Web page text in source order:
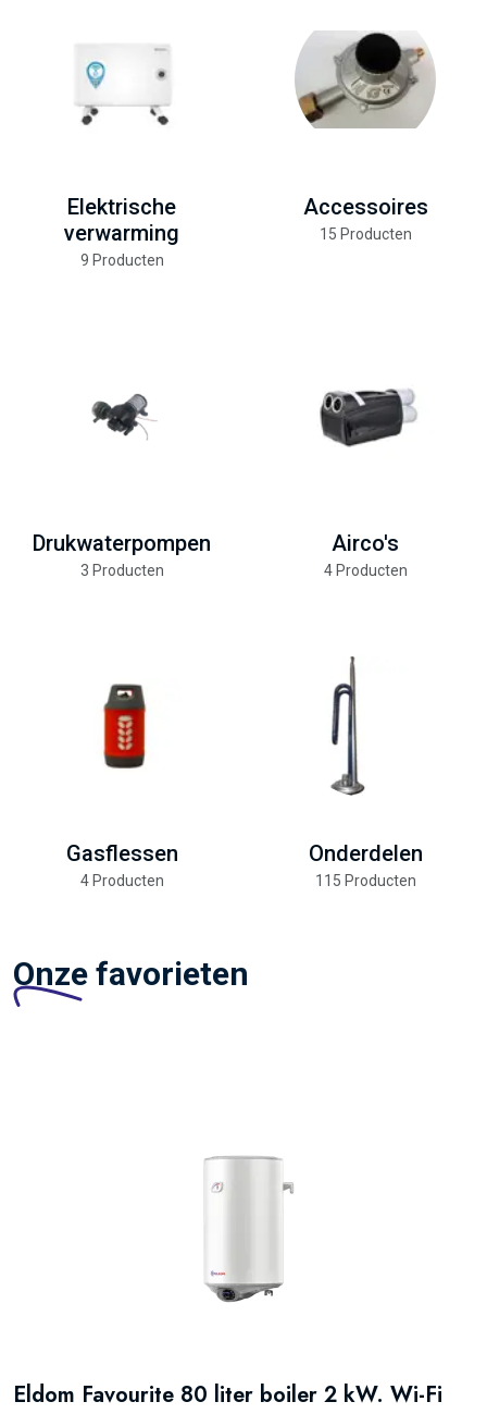
Elektrische
verwarming
9 Producten
Accessoires
15 Producten
Drukwaterpompen
3 Producten
Airco's
4 Producten
Gasflessen
4 Producten
Onderdelen
115 Producten
Onze favorieten
Eldom Favourite 80 liter boiler 2 kW. Wi-Fi